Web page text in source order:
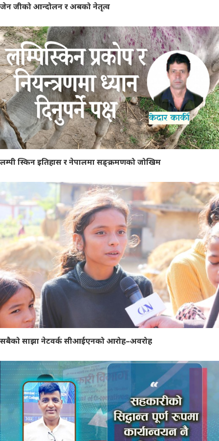
जेन जीको आन्दोलन र अबको नेतृत्व
लम्पी स्किन इतिहास र नेपालमा सङ्क्रमणको जोखिम
सबैको साझा नेटवर्क सीआईएनको आरोह–अवरोह